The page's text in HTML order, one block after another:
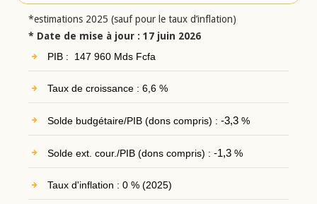
*estimations 2025 (sauf pour le taux d’inflation)
* Date de mise à jour : 17 juin 2026
PIB : 147 960 Mds Fcfa
Taux de croissance : 6,6 %
Solde budgétaire/PIB (dons compris) : -3,3%
Solde ext. cour./PIB (dons compris) : -1,3%
Taux d'inflation : 0 % (2025)